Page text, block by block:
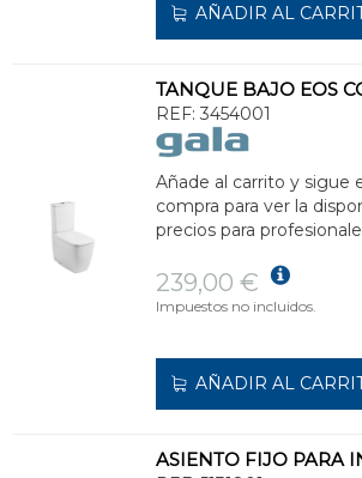
AÑADIR AL
REF: 3454001
Añade al carrito y sigue
compra para ver la
precios para
239,00 €
Impuestos no incluidos.
AÑADIR AL